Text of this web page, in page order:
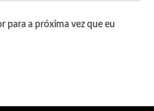
para a próxima vez que eu